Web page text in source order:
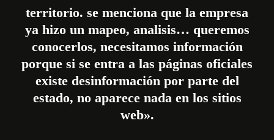
territorio. se menciona que la empresa
ya hizo un mapeo, analisis… queremos
conocerlos, necesitamos información
porque si se entra a las páginas oficiales
existe desinformación por parte del
estado, no aparece nada en los sitios
web».